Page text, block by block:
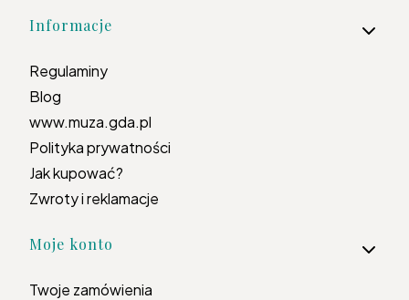
Informacje
Regulaminy
Blog
www.muza.gda.pl
Polityka prywatności
Jak kupować?
Zwroty i reklamacje
Moje konto
Twoje zamówienia